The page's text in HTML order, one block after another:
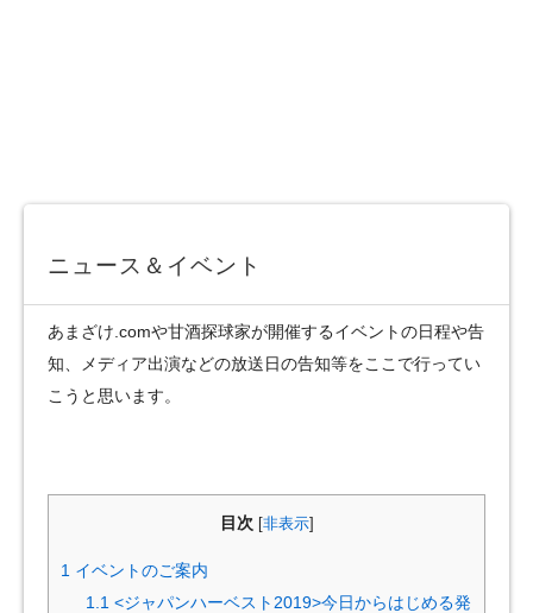
ニュース＆イベント
あまざけ.comや甘酒探球家が開催するイベントの日程や告
知、メディア出演などの放送日の告知等をここで行ってい
こうと思います。
目次 非表示]
1 イベントのご案内
1.1 <ジャパンハーベスト2019>今日からはじめる発